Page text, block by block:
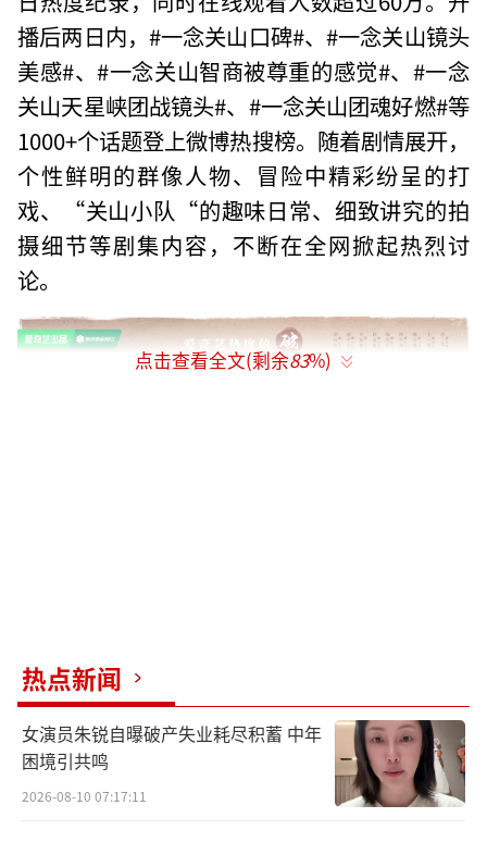
播后两日内，#一念关山口碑#、#一念关山镜头
美感#、#一念关山智商被尊重的感觉#、#一念
关山天星峡团战镜头#、#一念关山团魂好燃#等
1000+个话题登上微博热搜榜。随着剧情展开，
个性鲜明的群像人物、冒险中精彩纷呈的打
戏、“关山小队“的趣味日常、细致讲究的拍
摄细节等剧集内容，不断在全网掀起热烈讨
论。
以任如意和宁远舟为首的“关山小队”，
因不同的原因组成一个队伍，开启了前路未知
的公路冒险之旅。自播出后，剧中的打戏备受
好评，尤其是“天星峡之战”高燃的团队混
战，被网友盛赞“《一念关山》第八集封
点击查看全文(剩余83%)
热点新闻
女演员朱锐自曝破产失业耗尽积蓄 中年
困境引共鸣
2026-08-10 07:17:11